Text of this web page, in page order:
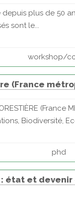
plus de 50
sont le...
workshop/
(France
(France
Biodiversité,
phd
état et